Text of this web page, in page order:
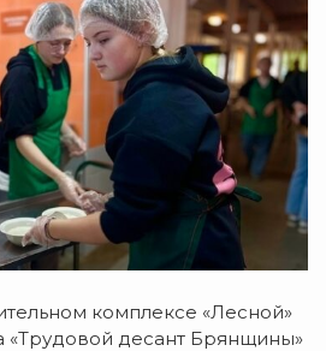
комплексе «Лесной»
«Трудовой десант Брянщины»